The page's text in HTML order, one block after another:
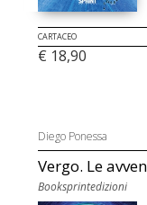
CARTACEO
€ 18,90
Diego Ponessa
Vergo. Le
Booksprintedizioni